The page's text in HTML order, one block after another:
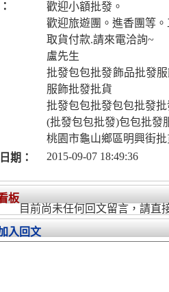
歡迎小額批發。
歡迎旅遊團。進香團等。
取貨付款.請來電洽詢~
盧先生
批發包包批發飾品批發
服飾批發批貨
批發包包批發包包批發
(批發包包批發)包包批發
桃園市龜山鄉區明興街
期：
2015-09-07 18:49:36
板
目前尚未任何回文留言，請直
入回文